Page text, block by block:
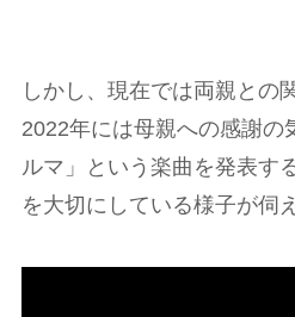
しかし、現在では両親との
2022年には母親への感謝の
ルマ」という楽曲を発表す
を大切にしている様子が伺